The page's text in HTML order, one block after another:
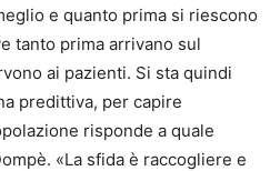
e quanto prima si riescono
tanto prima arrivano sul
ai pazienti. Si sta quindi
predittiva, per capire
risponde a quale
«La sfida è raccogliere e